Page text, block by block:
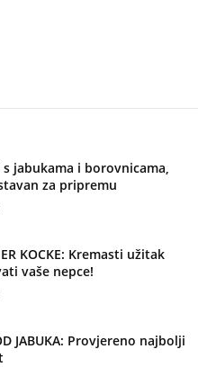
s jabukama i borovnicama,
za pripremu
KOCKE: Kremasti užitak
vaše nepce!
JABUKA: Provjereno najbolji